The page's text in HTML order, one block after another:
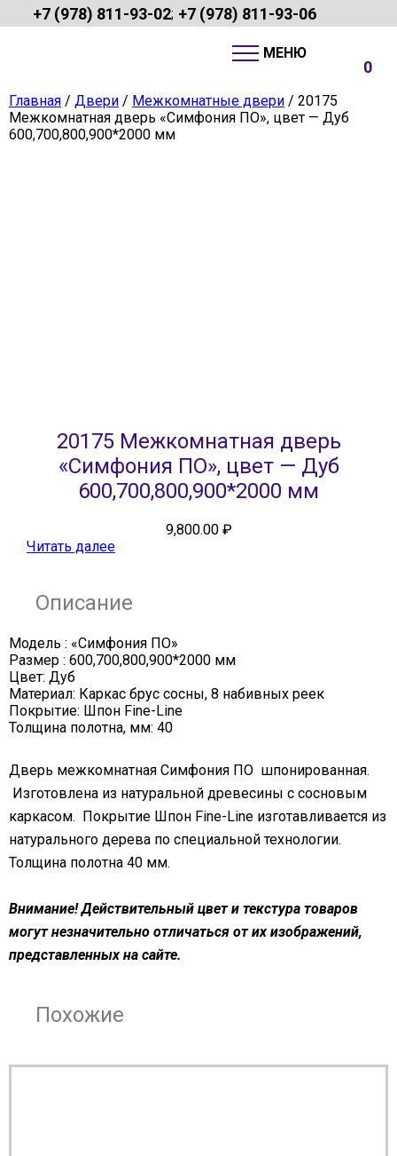
+7 (978) 811-93-02; +7 (978) 811-93-06
0
Главная / Двери / Межкомнатные двери / 20175
Межкомнатная дверь «Симфония ПО», цвет — Дуб
600,700,800,900*2000 мм
20175 Межкомнатная дверь
«Симфония ПО», цвет — Дуб
600,700,800,900*2000 мм
9,800.00 ₽
Читать далее
Описание
Модель : «Симфония ПО»
Размер : 600,700,800,900*2000 мм
Цвет: Дуб
Материал: Каркас брус сосны, 8 набивных реек
Покрытие: Шпон Fine-Line
Толщина полотна, мм: 40
Дверь межкомнатная Симфония ПО шпонированная.
Изготовлена из натуральной древесины с сосновым
каркасом. Покрытие Шпон Fine-Line изготавливается из
натурального дерева по специальной технологии.
Толщина полотна 40 мм.
Внимание! Действительный цвет и текстура товаров
могут незначительно отличаться от их изображений,
представленных на сайте.
Похожие